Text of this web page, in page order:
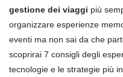
gestione dei viaggi più
organizzare esperienze
eventi ma non sai da che
scoprirai 7 consigli degli
tecnologie e le strategie più